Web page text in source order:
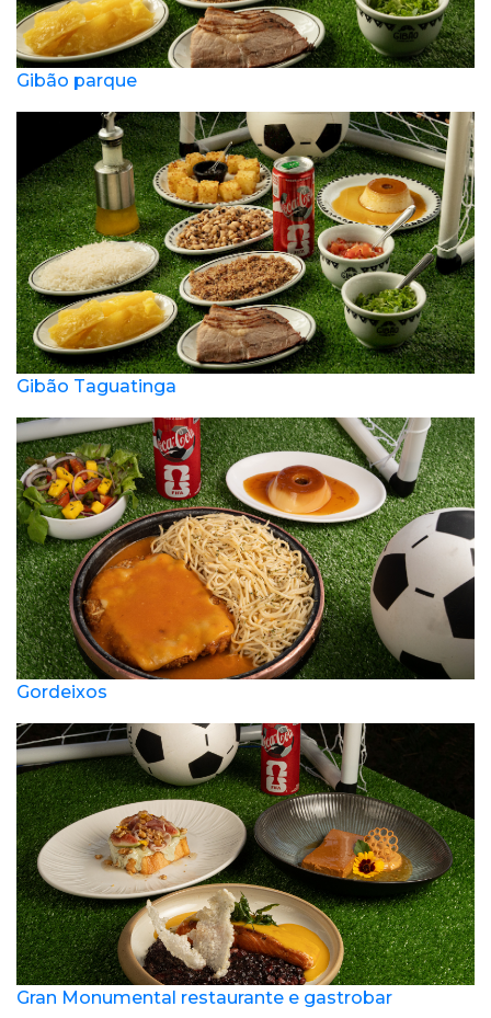
Gibão parque
Gibão Taguatinga
Gordeixos
Gran Monumental restaurante e gastrobar